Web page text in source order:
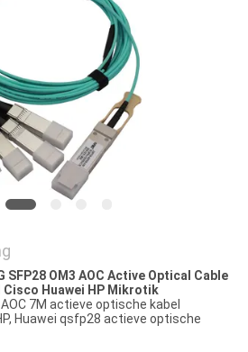
SFP28 OM3 AOC Active Optical Cable
Huawei HP Mikrotik
7M actieve optische kabel
Huawei qsfp28 actieve optische